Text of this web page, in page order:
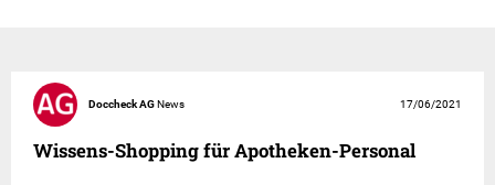
Doccheck AGNews 17/06/2021
Wissens-Shopping für Apotheken-Personal